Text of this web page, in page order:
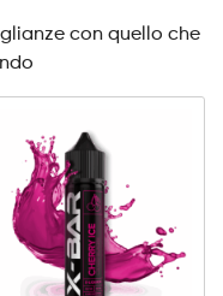
con quello che